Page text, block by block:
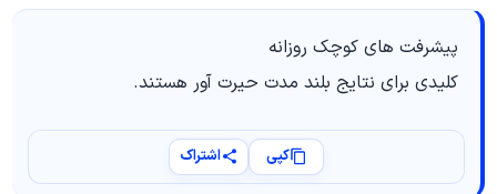
پیشرفت های کوچک روزانه
کلیدی برای نتایج بلند مدت حیرت آور هستند.
کپی اشتراک